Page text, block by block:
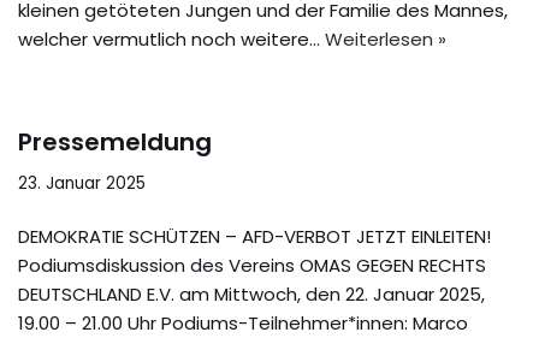
kleinen getöteten Jungen und der Familie des Mannes,
welcher vermutlich noch weitere… Weiterlesen »
Pressemeldung
23. Januar 2025
DEMOKRATIE SCHÜTZEN – AFD-VERBOT JETZT EINLEITEN!
Podiumsdiskussion des Vereins OMAS GEGEN RECHTS
DEUTSCHLAND E.V. am Mittwoch, den 22. Januar 2025,
19.00 – 21.00 Uhr Podiums-Teilnehmer*innen: Marco